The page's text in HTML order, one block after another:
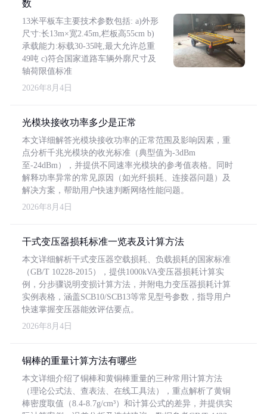
数
13米平板车主要技术参数包括: a)外形
尺寸:长13m×宽2.45m,栏板高55cm b)
承载能力:标载30-35吨,最大允许总重
49吨 c)符合国家道路车辆外廓尺寸及
轴荷限值标准
2026年8月4日
光模块接收功率多少是正常
本文详细解答光模块接收功率的正常范围及影响因素，重
点分析千兆光模块的收光标准（典型值为-3dBm
至-24dBm），并提供不同速率光模块的参考值表格。同时
解释功率异常的常见原因（如光纤损耗、连接器问题）及
解决方案，帮助用户快速判断网络性能问题。
2026年8月4日
干式变压器损耗标准一览表及计算方法
本文详细解析干式变压器空载损耗、负载损耗的国家标准
（GB/T 10228-2015），提供1000kVA变压器损耗计算实
例，分步骤说明变损计算方法，并附电力变压器损耗计算
实例表格，涵盖SCB10/SCB13等常见型号参数，指导用户
快速掌握变压器能效评估要点。
2026年8月4日
铜棒的重量计算方法有哪些
本文详细介绍了铜棒和黄铜棒重量的三种常用计算方法
（理论公式法、查表法、在线工具法），重点解析了黄铜
棒密度取值（8.4-8.7g/cm³）和计算公式的差异，并提供实